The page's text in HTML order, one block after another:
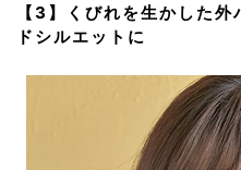
【3】くびれを生かした
ドシルエットに